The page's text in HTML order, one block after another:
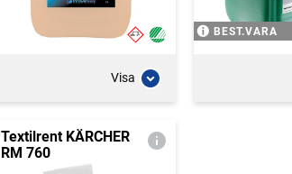
Visa
BEST.VARA
Textilrent KÄRCHER
RM 760